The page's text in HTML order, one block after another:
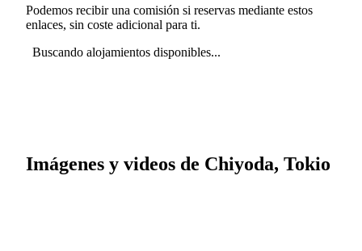
Podemos recibir una comisión si reservas mediante estos
enlaces, sin coste adicional para ti.
Buscando alojamientos disponibles...
Imágenes y videos de Chiyoda, Tokio